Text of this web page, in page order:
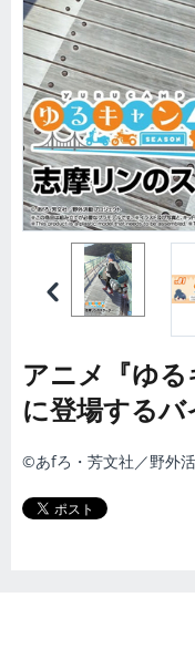
アニメ『ゆ
に登場するバ
©あfろ・芳文社／野外